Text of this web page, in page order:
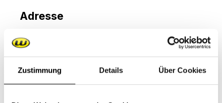
Zustimmung Details Über Cookies
Adresse
WEBER TECHNIK GmbH
Gewerbegebiet Natzing 17
83125 Eggstätt
Öffnungszeiten für Abholung